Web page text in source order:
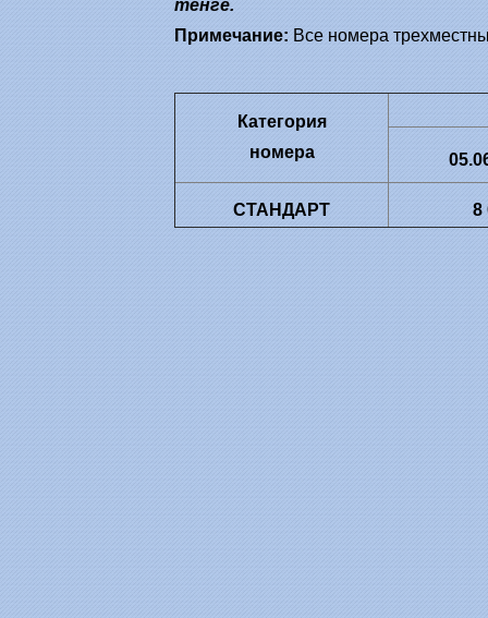
тенге.
Примечание: Все номера
Категория
номера
СТАНДАРТ 8